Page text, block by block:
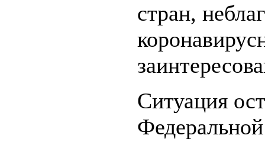
стран,
Ситуация